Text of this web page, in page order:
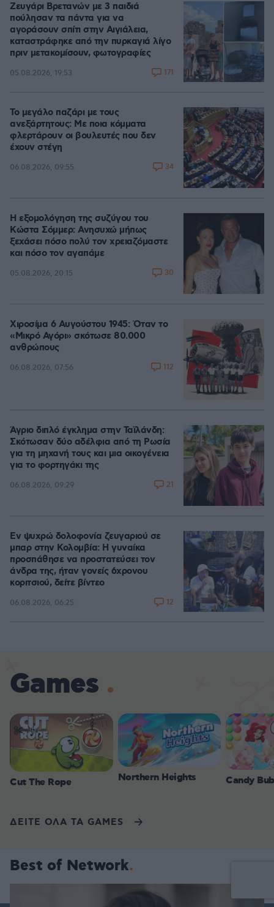
Ζευγάρι Βρετανών με 3 παιδιά
πούλησαν τα πάντα για να
αγοράσουν σπίτι στην Αιγιάλεια,
καταστράφηκε από την πυρκαγιά λίγο
πριν μετακομίσουν, φωτογραφίες
05.08.2026, 19:53 171
Το μεγάλο παζάρι με τους
ανεξάρτητους: Με ποια κόμματα
φλερτάρουν οι βουλευτές που δεν
έχουν στέγη
06.08.2026, 09:55 34
Η εξομολόγηση της συζύγου του
Κώστα Σόμμερ: Ανησυχώ μήπως
ξεχάσει πόσο πολύ τον χρειαζόμαστε
και πόσο τον αγαπάμε
05.08.2026, 20:15 30
Χιροσίμα 6 Αυγούστου 1945: Όταν το
«Μικρό Αγόρι» σκότωσε 80.000
ανθρώπους
06.08.2026, 07:56 112
Άγριο διπλό έγκλημα στην Ταϊλάνδη:
Σκότωσαν δύο αδέλφια από τη Ρωσία
για τη μηχανή τους και μια οικογένεια
για το φορτηγάκι της
06.08.2026, 09:29 21
Εν ψυχρώ δολοφονία ζευγαριού σε
μπαρ στην Κολομβία: Η γυναίκα
προσπάθησε να προστατεύσει τον
άνδρα της, ήταν γονείς 6χρονου
κοριτσιού, δείτε βίντεο
06.08.2026, 06:25 12
Games
Cut The Rope Northern Heights Candy
ΔΕΙΤΕ ΟΛΑ ΤΑ GAMES
Best of Network